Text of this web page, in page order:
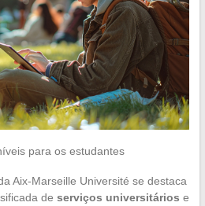
para os estudantes
Aix-Marseille Université se destaca
de serviços universitários e